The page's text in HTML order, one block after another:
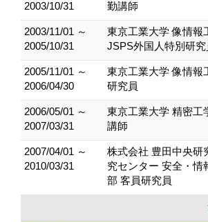
2003/10/31
勤講師
2003/11/01 ～
2005/10/31
東京工業大学 像情報
JSPS外国人特別研究
2005/11/01 ～
2006/04/30
東京工業大学 像情報
研究員
2006/05/01 ～
2007/03/31
東京工業大学 精密工
講師
2007/04/01 ～
2010/03/31
株式会社 豊田中央研
究センター 安全・情
部 客員研究員